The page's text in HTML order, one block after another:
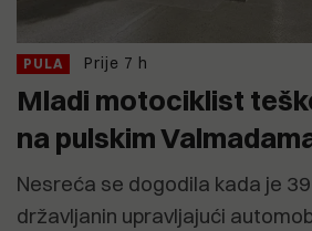
PULA Prije 7 h
Mladi motociklist
na pulskim
Nesreća se dogodila kada je
državljanin upravljajući